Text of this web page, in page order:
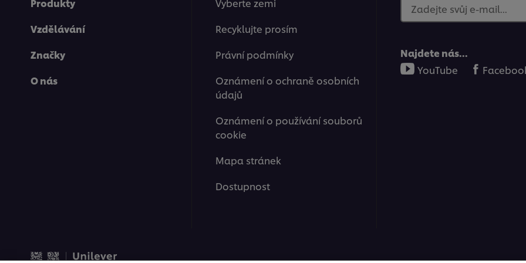
Produkty
Vzdělávání
Značky
O nás
Vyberte zemi
Recyklujte prosím
Právní podmínky
Oznámení o ochraně osobních
údajů
Oznámení o používání souborů
cookie
Mapa stránek
Dostupnost
Zadejte svůj e-mail...
Najdete nás...
YouTube